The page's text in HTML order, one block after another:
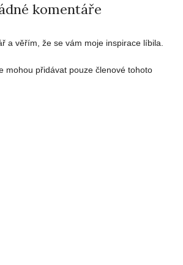
komentáře
a věřím, že se vám moje inspirace líbila.
mohou přidávat pouze členové tohoto